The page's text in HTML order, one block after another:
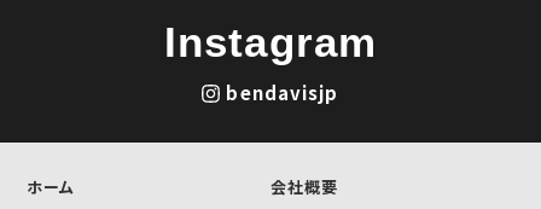
Instagram
bendavisjp
ホーム
会社概要